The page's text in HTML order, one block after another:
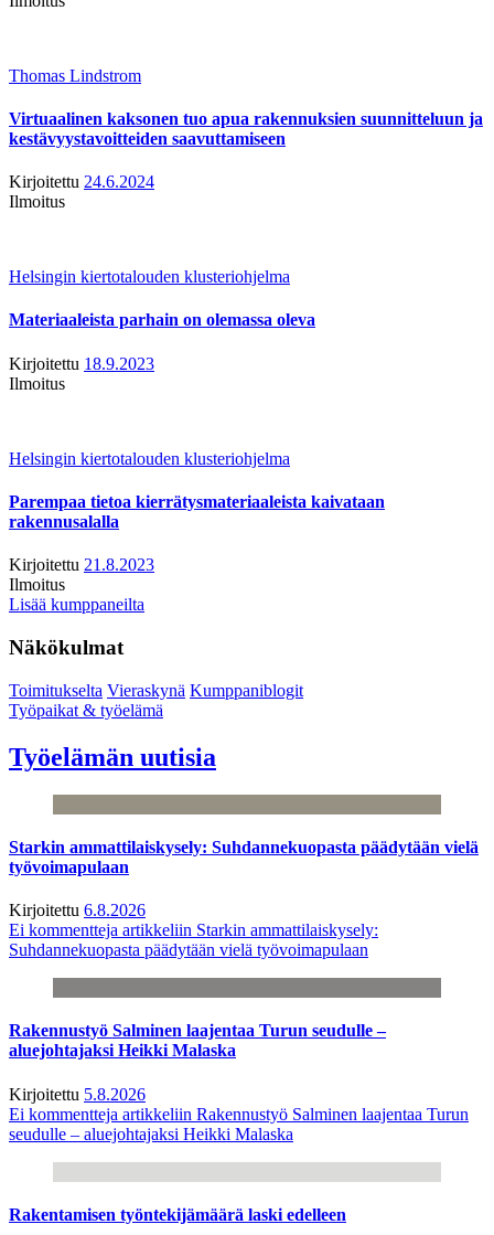
Thomas Lindstrom
Virtuaalinen kaksonen tuo apua rakennuksien suunnitteluun ja
kestävyystavoitteiden saavuttamiseen
Kirjoitettu 24.6.2024
Ilmoitus
Helsingin kiertotalouden klusteriohjelma
Materiaaleista parhain on olemassa oleva
Kirjoitettu 18.9.2023
Ilmoitus
Helsingin kiertotalouden klusteriohjelma
Parempaa tietoa kierrätysmateriaaleista kaivataan
rakennusalalla
Kirjoitettu 21.8.2023
Ilmoitus
Lisää kumppaneilta
Näkökulmat
Toimitukselta Vieraskynä Kumppaniblogit
Työpaikat & työelämä
Työelämän uutisia
Starkin ammattilaiskysely: Suhdannekuopasta päädytään vielä
työvoimapulaan
Kirjoitettu 6.8.2026
Ei kommentteja artikkeliin Starkin ammattilaiskysely:
Suhdannekuopasta päädytään vielä työvoimapulaan
Rakennustyö Salminen laajentaa Turun seudulle –
aluejohtajaksi Heikki Malaska
Kirjoitettu 5.8.2026
Ei kommentteja artikkeliin Rakennustyö Salminen laajentaa Turun
seudulle – aluejohtajaksi Heikki Malaska
Rakentamisen työntekijämäärä laski edelleen